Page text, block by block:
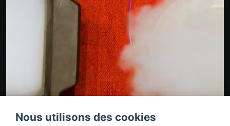
Nous utilisons des cookies